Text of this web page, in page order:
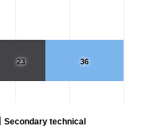
36
23
Secondary technical